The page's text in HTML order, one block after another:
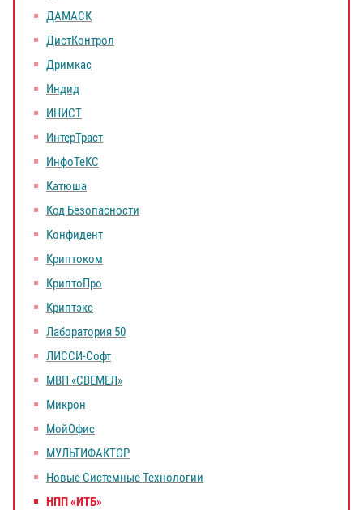
ДАМАСК
ДистКонтрол
Дримкас
Индид
ИНИСТ
ИнтерТраст
ИнфоТеКС
Катюша
Код Безопасности
Конфидент
Криптоком
КриптоПро
Криптэкс
Лаборатория 50
ЛИССИ-Софт
МВП «СВЕМЕЛ»
Микрон
МойОфис
МУЛЬТИФАКТОР
Новые Системные Технологии
НПП «ИТБ»